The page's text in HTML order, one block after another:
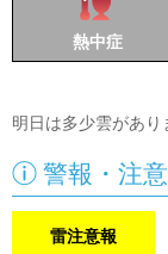
熱中症
明日は多少雲があり
 警報・注
雷注意報